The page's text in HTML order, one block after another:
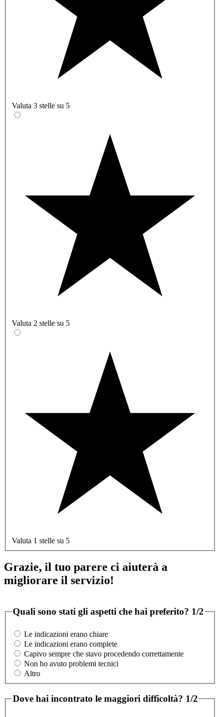
Valuta 3 stelle su 5
Valuta 2 stelle su 5
Valuta 1 stelle su 5
Grazie, il tuo parere ci aiuterà a
migliorare il servizio!
Quali sono stati gli aspetti che hai preferito? 1/2
Le indicazioni erano chiare
Le indicazioni erano complete
Capivo sempre che stavo procedendo correttamente
Non ho avuto problemi tecnici
Altro
Dove hai incontrato le maggiori difficoltà? 1/2